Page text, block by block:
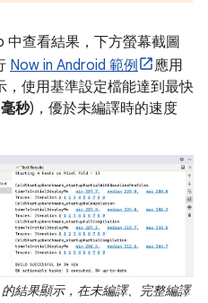
中查看結果，下方螢幕截圖
Now in Android 範例
應用
使用基準設定檔能達到最快
秒)，優於未編譯時的速度
的結果顯示，在未編譯、完整編譯